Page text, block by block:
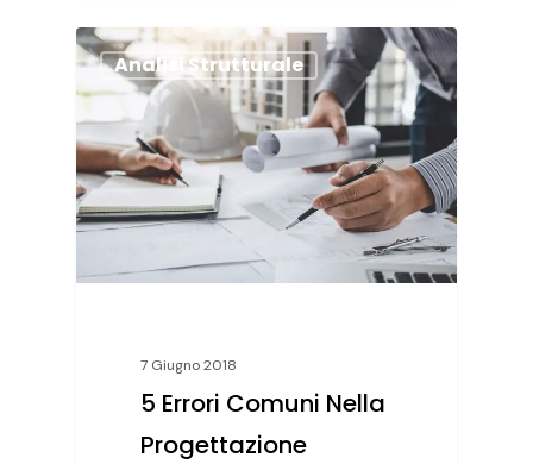
Analisi Strutturale
7 Giugno 2018
5 Errori Comuni Nella
Progettazione